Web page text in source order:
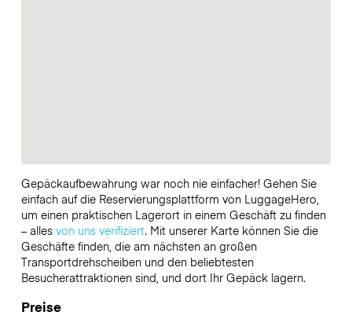
Gepäckaufbewahrung war noch nie einfacher! Gehen Sie
einfach auf die Reservierungsplattform von LuggageHero,
um einen praktischen Lagerort in einem Geschäft zu finden
– alles von uns verifiziert. Mit unserer Karte können Sie die
Geschäfte finden, die am nächsten an großen
Transportdrehscheiben und den beliebtesten
Besucherattraktionen sind, und dort Ihr Gepäck lagern.
Preise